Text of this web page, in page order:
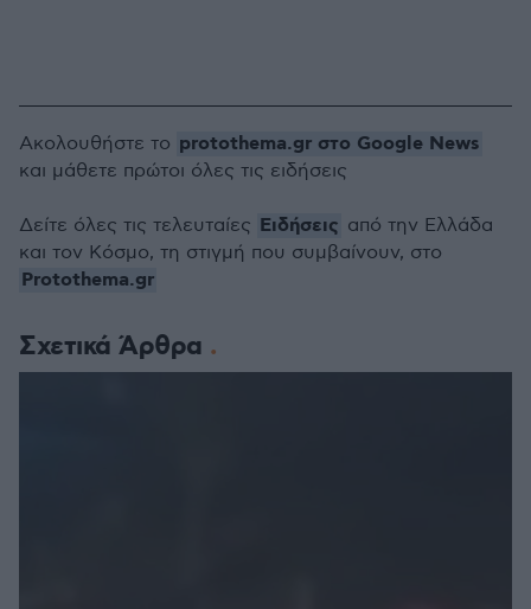
Σχετικά Άρθρα
Ακολουθήστε το protothema.gr στο Google News
και μάθετε πρώτοι όλες τις ειδήσεις
Δείτε όλες τις τελευταίες Ειδήσεις από την Ελλάδα
και τον Κόσμο, τη στιγμή που συμβαίνουν, στο
Protothema.gr